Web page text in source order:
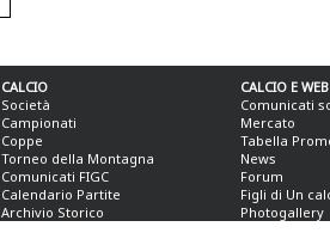
CALCIO
Società
Campionati
Coppe
Torneo della Montagna
Comunicati FIGC
Calendario Partite
Archivio Storico
CALCIO E WEB
Comunicati
Mercato
Tabella
News
Forum
Figli di Un
Photogallery